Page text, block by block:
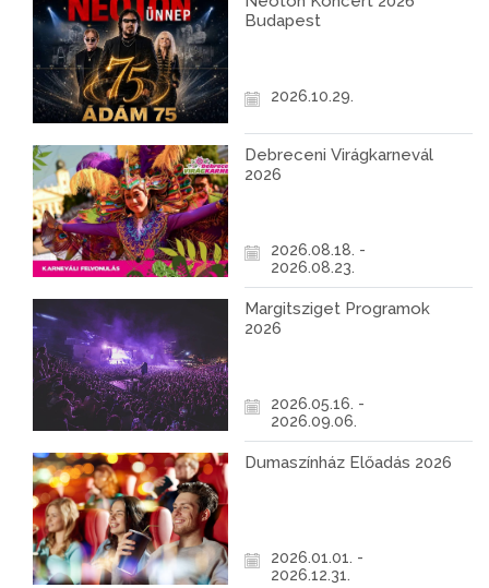
Budapest
2026.10.29.
Debreceni Virágkarnevál
2026
2026.08.18. -
2026.08.23.
Margitsziget Programok
2026
2026.05.16. -
2026.09.06.
Dumaszínház Előadás 2026
2026.01.01. -
2026.12.31.